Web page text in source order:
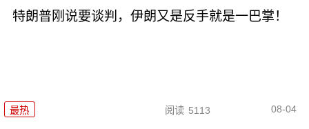
特朗普刚说要谈判，伊朗又是反手就是一巴掌！
最热 阅读 5113 08-04